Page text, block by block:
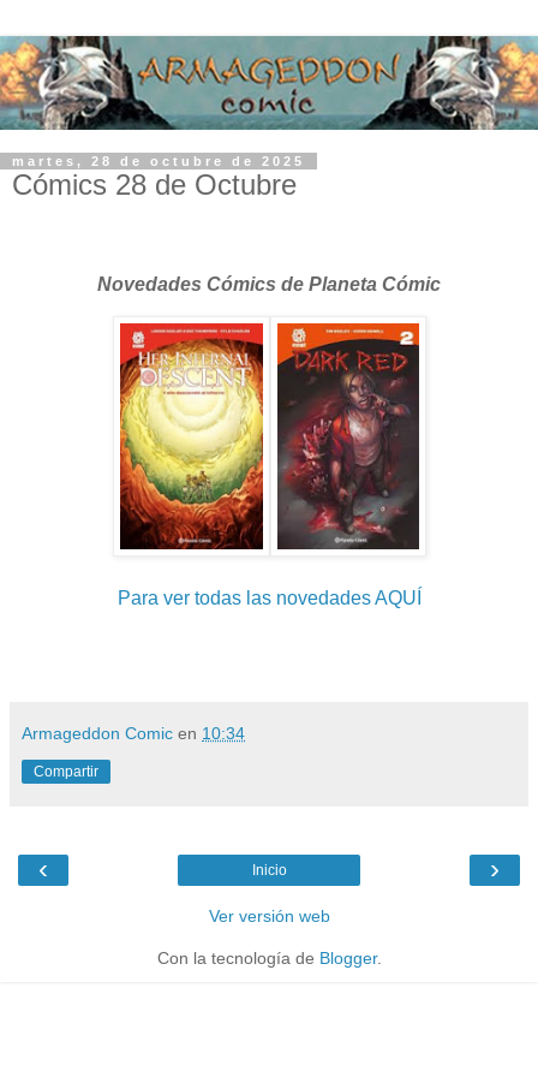
martes, 28 de octubre de 2025
Cómics 28 de Octubre
Novedades Cómics de Planeta Cómic
Para ver todas las novedades AQUÍ
Armageddon Comic en 10:34
Compartir
‹ ›
Inicio
Ver versión web
Con la tecnología de Blogger.